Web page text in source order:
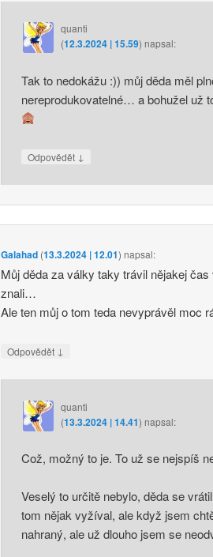
quanti
(12.3.2024 | 15.59) napsal:
Tak to nedokážu :)) můj děda měl
nereprodukovatelné… a bohužel už
Odpovědět ↓
Galahad (13.3.2024 | 12.01)napsal:
Můj děda za války taky trávil nějakej
znali…
Ale ten můj o tom teda nevyprávěl moc
Odpovědět ↓
quanti
(13.3.2024 | 14.41) napsal:
Což, možný to je. To už se nejspíš
Veselý to určitě nebylo, děda se
tom nějak vyžíval, ale když jsem
nahraný, ale už dlouho jsem se